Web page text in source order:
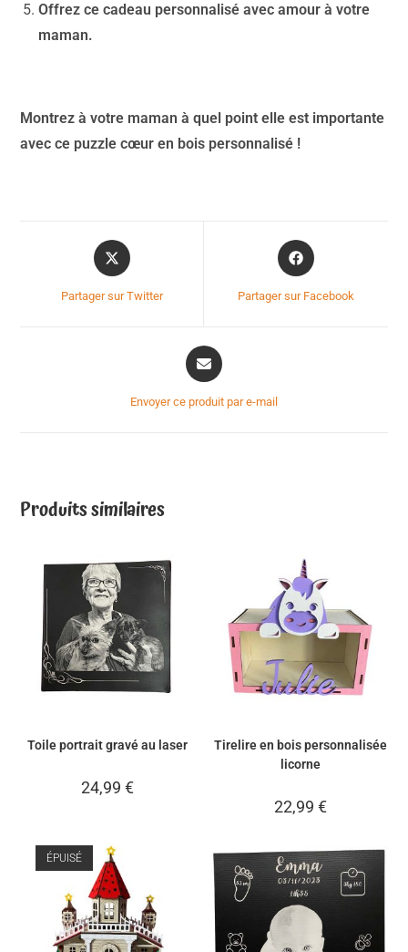
Offrez ce cadeau personnalisé avec amour à votre
maman.
Montrez à votre maman à quel point elle est importante
avec ce puzzle cœur en bois personnalisé !
Partager sur Twitter Partager sur Facebook
Envoyer ce produit par e-mail
Produits similaires
Toile portrait gravé au laser
24,99€
Tirelire en bois personnalisée
licorne
22,99 €
ÉPUISÉ